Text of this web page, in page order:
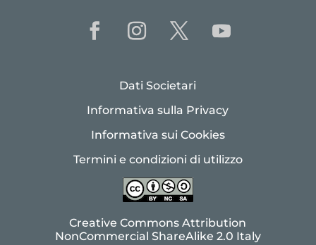
Dati Societari
Informativa sulla Privacy
Informativa sui Cookies
Termini e condizioni di utilizzo
Creative Commons Attribution
NonCommercial ShareAlike 2.0 Italy